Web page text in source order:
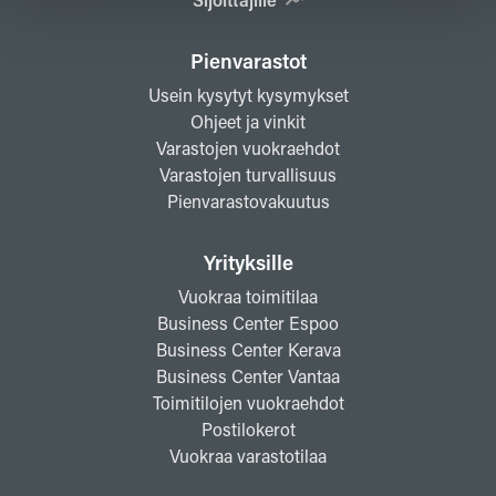
Pienvarastot
Usein kysytyt kysymykset
Ohjeet ja vinkit
Varastojen vuokraehdot
Varastojen turvallisuus
Pienvarastovakuutus
Yrityksille
Vuokraa toimitilaa
Business Center Espoo
Business Center Kerava
Business Center Vantaa
Toimitilojen vuokraehdot
Postilokerot
Vuokraa varastotilaa